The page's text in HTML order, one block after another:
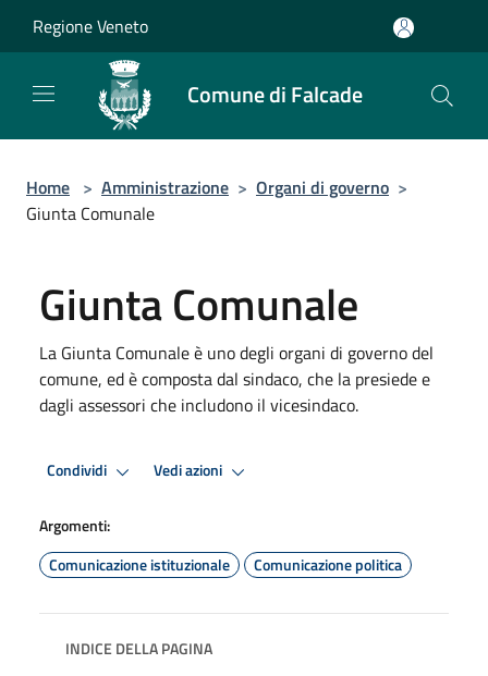
Regione Veneto
Comune di Falcade
Home > Amministrazione > Organi di governo >
Giunta Comunale
Giunta Comunale
La Giunta Comunale è uno degli organi di governo del
comune, ed è composta dal sindaco, che la presiede e
dagli assessori che includono il vicesindaco.
Condividi Vedi azioni
Argomenti:
Comunicazione istituzionale
Comunicazione politica
INDICE DELLA PAGINA